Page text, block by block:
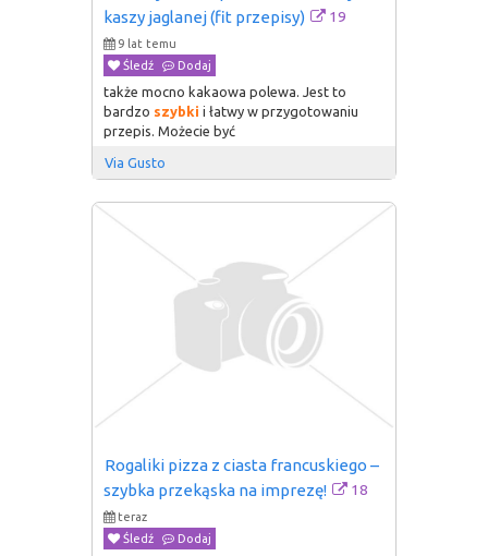
kaszy jaglanej (fit przepisy)
19
9 lat temu
Śledź
Dodaj
także mocno kakaowa polewa. Jest to
bardzo szybki i łatwy w przygotowaniu
przepis. Możecie być
Via Gusto
Rogaliki pizza z ciasta francuskiego –
szybka przekąska na imprezę!
18
teraz
Śledź
Dodaj